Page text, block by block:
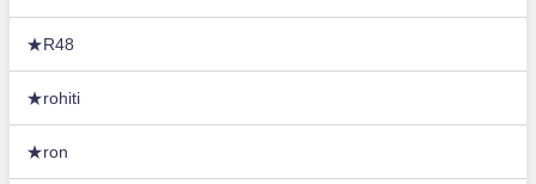
★R48
★rohiti
★ron